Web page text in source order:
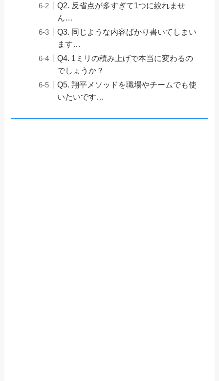
Q2. 反省点が多すぎて1つに絞れませ
ん…
Q3. 同じような内容ばかり書いてしまい
ます…
Q4. 1ミリの積み上げで本当に変わるの
でしょうか？
Q5. 翔平メソッドを職場やチームでも使
いたいです…